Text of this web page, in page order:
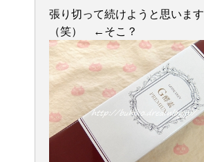
張り切って続けようと思います
（笑） ←そこ？